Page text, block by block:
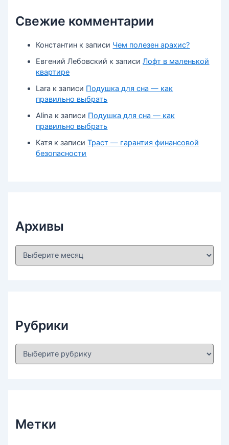
Свежие комментарии
Константин к записи Чем полезен арахис?
Евгений Лебовский к записиЛофт в маленькой
квартире
Lara к записи Подушка для сна — как
правильно выбрать
Alina к записи Подушка для сна — как
правильно выбрать
Катя к записиТраст — гарантия финансовой
безопасности
Архивы
А
Рубрики
Р
Метки